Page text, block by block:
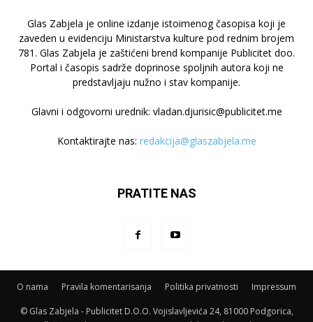
Glas Zabjela je online izdanje istoimenog časopisa koji je
zaveden u evidenciju Ministarstva kulture pod rednim brojem
781. Glas Zabjela je zaštićeni brend kompanije Publicitet doo.
Portal i časopis sadrže doprinose spoljnih autora koji ne
predstavljaju nužno i stav kompanije.
Glavni i odgovorni urednik: vladan.djurisic@publicitet.me
Kontaktirajte nas: redakcija@glaszabjela.me
PRATITE NAS
O nama Pravila komentarisanja Politika privatnosti Impressum
© Glas Zabjela - Publicitet D.O.O. Vojislavljevića 24, 81000 Podgorica,